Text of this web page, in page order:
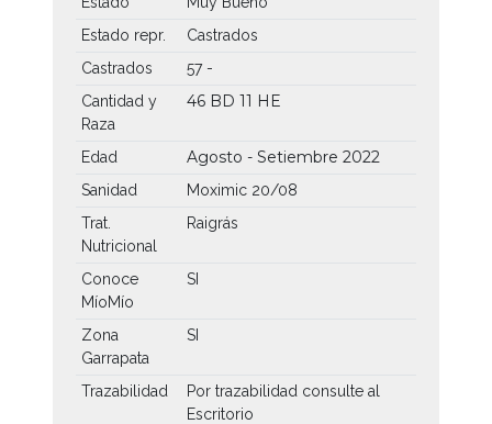
Estado repr.
Castrados
Castrados
57 -
Cantidad y
Raza
46 BD 11 HE
Edad Agosto - Setiembre 2022
Sanidad
Moximic 20/08
Trat.
Nutricional
Raigrás
Conoce
MíoMío
SI
Zona
Garrapata
SI
Trazabilidad
Por trazabilidad consulte al
Escritorio